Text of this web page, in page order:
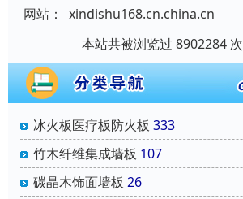
网站：
xindishu168.cn.china.cn
本站共被浏览过 8902284 次
冰火板医疗板防火板 333
竹木纤维集成墙板 107
碳晶木饰面墙板 26